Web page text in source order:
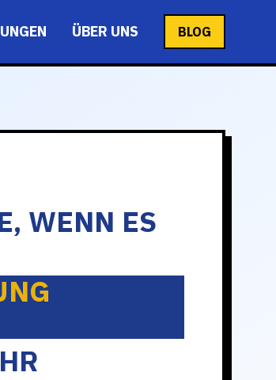
ÜBER UNS BLOG
WENN ES